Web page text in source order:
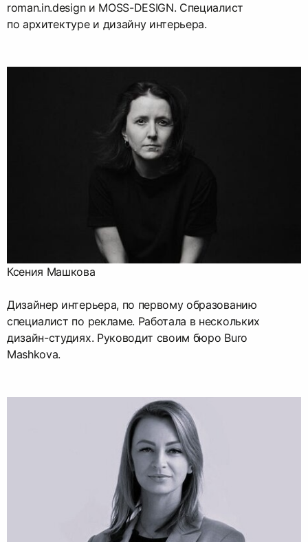
roman.in.design и MOSS-DESIGN. Специалист
по архитектуре и дизайну интерьера.
Ксения Машкова
Дизайнер интерьера, по первому образованию
специалист по рекламе. Работала в нескольких
дизайн-студиях. Руководит своим бюро Buro
Mashkova.